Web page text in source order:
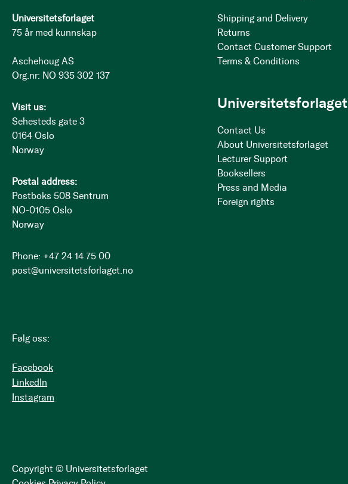
Universitetsforlaget
75 år med kunnskap
Aschehoug AS
Org.nr: NO 935 302 137
Visit us:
Sehesteds gate 3
0164 Oslo
Norway
Postal address:
Postboks 508 Sentrum
NO-0105 Oslo
Norway
Phone: +47 24 14 75 00
post@universitetsforlaget.no
Følg oss:
Facebook
LinkedIn
Instagram
Copyright © Universitetsforlaget
Shipping and Delivery
Returns
Contact Customer Support
Terms & Conditions
Universitetsforlaget
Contact Us
About Universitetsforlaget
Lecturer Support
Booksellers
Press and Media
Foreign rights